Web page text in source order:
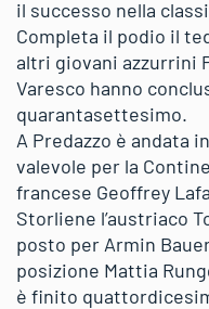
il successo nella
Completa il podio il
altri giovani azzurrini
Varesco hanno
quarantasettesimo.
A Predazzo è andata
valevole per la
francese Geoffrey
Storliene l’austriaco
posto per Armin
posizione Mattia
è finito